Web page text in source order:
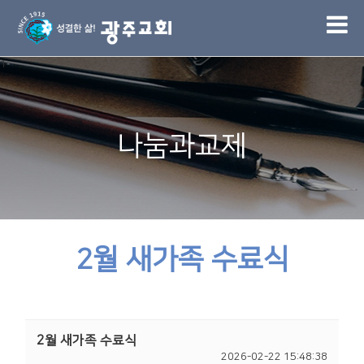
1
나눔과교제
2월 새가족 수료식
2월 새가족 수료식
2026-02-22 15:48:38